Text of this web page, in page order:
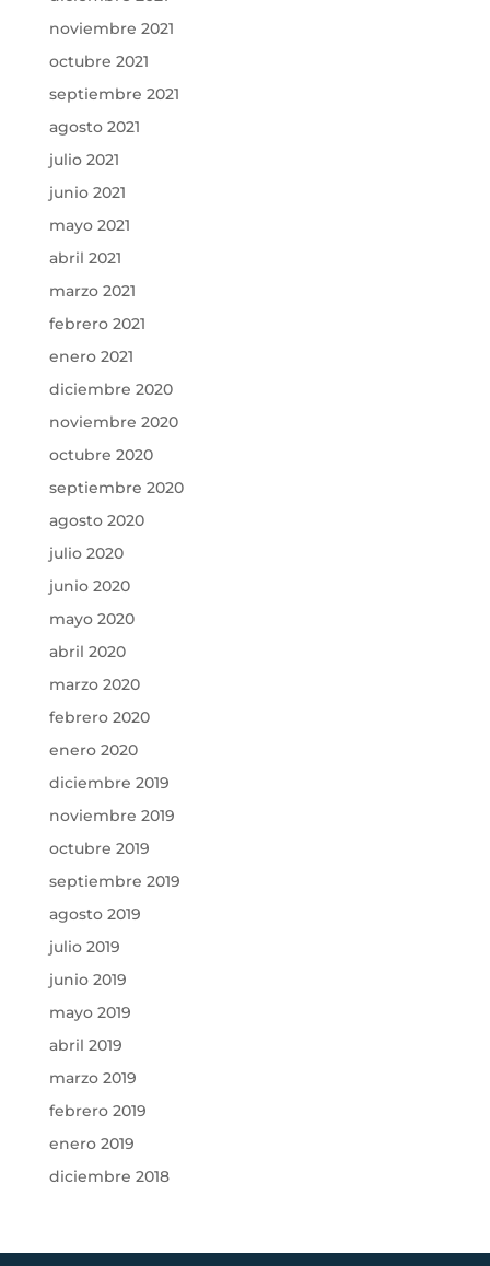
noviembre 2021
octubre 2021
septiembre 2021
agosto 2021
julio 2021
junio 2021
mayo 2021
abril 2021
marzo 2021
febrero 2021
enero 2021
diciembre 2020
noviembre 2020
octubre 2020
septiembre 2020
agosto 2020
julio 2020
junio 2020
mayo 2020
abril 2020
marzo 2020
febrero 2020
enero 2020
diciembre 2019
noviembre 2019
octubre 2019
septiembre 2019
agosto 2019
julio 2019
junio 2019
mayo 2019
abril 2019
marzo 2019
febrero 2019
enero 2019
diciembre 2018